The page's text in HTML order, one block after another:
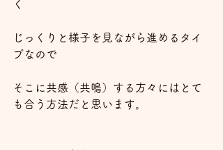
く
じっくりと様子を見ながら進めるタイ
プなので
そこに共感（共鳴）する方々にはとて
も合う方法だと思います。